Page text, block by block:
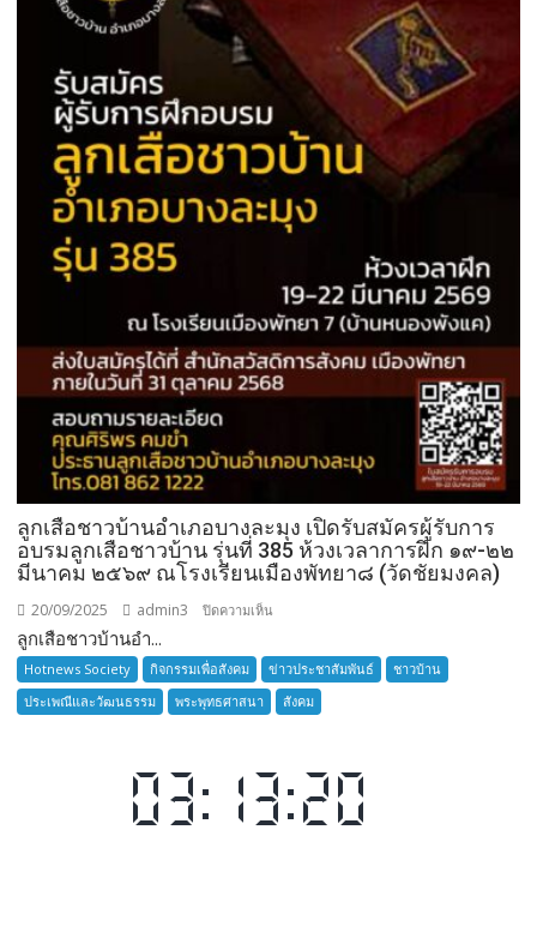
ลูกเสือชาวบ้านอำเภอบางละมุง เปิดรับสมัครผู้รับการ
อบรมลูกเสือชาวบ้าน รุ่นที่ 385 ห้วงเวลาการฝึก ๑๙-๒๒
มีนาคม ๒๕๖๙ ณโรงเรียนเมืองพัทยา๘ (วัดชัยมงคล)
20/09/2025 admin3 ปิดความเห็น
เสือ
ชาว
บ้าน
เปิด
รับ
ลูกเสือชาวบ้านอำ...
Hotnews Society กิจกรรมเพื่อสังคม ข่าวประชาสัมพันธ์
ชาวบ้าน
ประเพณีและวัฒนธรรม
พระพุทธศาสนา สังคม